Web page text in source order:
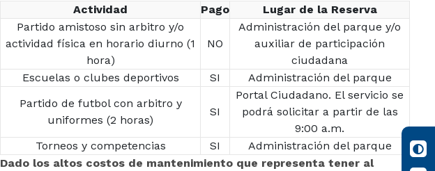
Actividad Pago
Lugar de la Reserva
Partido amistoso sin arbitro y/o
actividad física en horario diurno (1
hora)
NO
Administración del parque y/o
auxiliar de participación
ciudadana
Escuelas o clubes deportivos
SI
Administración del parque
Partido de futbol con arbitro y
uniformes (2 horas)
SI
Portal Ciudadano. El servicio se
podrá solicitar a partir de las
9:00 a.m.
Torneos y competencias
SI
Administración del parque
Dado los altos costos de mantenimiento que representa tener al